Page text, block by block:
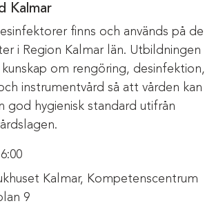
Kalmar
finns och används på de
i Region Kalmar län. Utbildningen
om rengöring, desinfektion,
instrumentvård så att vården kan
god hygienisk standard utifrån
Kalmar, Kompetenscentrum
9